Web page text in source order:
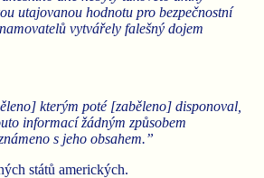
utajovanou hodnotu pro bezpečnostní
vytvářely falešný dojem
kterým poté [zaběleno] disponoval,
informací žádným způsobem
s jeho obsahem.”
států amerických.